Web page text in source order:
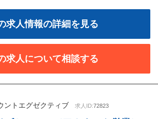
求人情報の詳細を見る
求人について相談する
ントエグゼクティブ 求人ID:72823